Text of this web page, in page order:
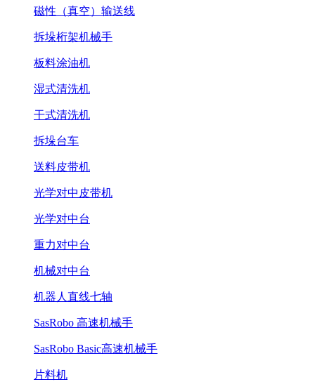
磁性（真空）输送线
拆垛桁架机械手
板料涂油机
湿式清洗机
干式清洗机
拆垛台车
送料皮带机
光学对中皮带机
光学对中台
重力对中台
机械对中台
机器人直线七轴
SasRobo 高速机械手
SasRobo Basic高速机械手
片料机